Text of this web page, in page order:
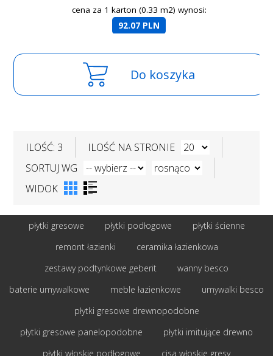
cena za 1 karton (0.33 m2) wynosi:
92.07 PLN
Do koszyka
ILOŚĆ: 3
ILOŚĆ NA STRONIE
SORTUJ WG
WIDOK
płytki gresowe płytki podłogowe
płytki ścienne
remont łazienki
ceramika łazienkowa
zestawy podtynkowe geberit
wanny besco
baterie umywalkowe
meble łazienkowe
umywalki besco
płytki gresowe drewnopodobne
płytki gresowe panelopodobne
płytki imitujące drewno
płytki włoskie podłogowe
cisa włoskie gresy